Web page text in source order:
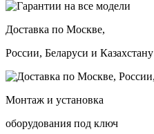
Доставка по Москве,
России, Беларуси и Казахстану
Монтаж и установка
оборудования под ключ